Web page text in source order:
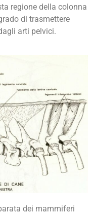
regione della colonna
di trasmettere
arti pelvici.
dei mammiferi